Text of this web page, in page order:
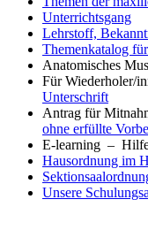
Unterrichtsgang
Lehrstoff,
Themenkatalog
Anatomisches
Für Wiederholer/
Unterschrift
Antrag für
ohne erfüllte
E-learning –
Hausordnung im
Unsere